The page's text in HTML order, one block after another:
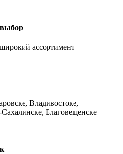
ассортимент
Владивостоке,
Благовещенске